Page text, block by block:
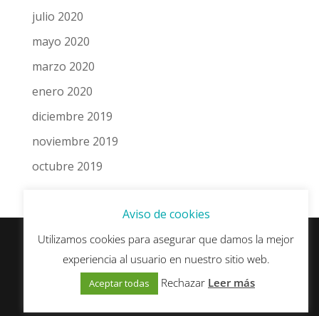
julio 2020
mayo 2020
marzo 2020
enero 2020
diciembre 2019
noviembre 2019
octubre 2019
© esSEO.es - Algunos derechos reservados ·
Política de Privacidad y Protección de Datos
Aviso de cookies
Utilizamos cookies para asegurar que damos la mejor
experiencia al usuario en nuestro sitio web.
Aceptar todas Rechazar Leer más